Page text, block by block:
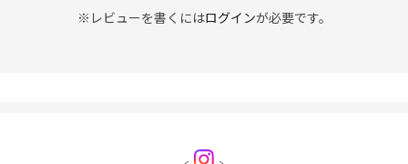
※レビューを書くにはログインが必要です。